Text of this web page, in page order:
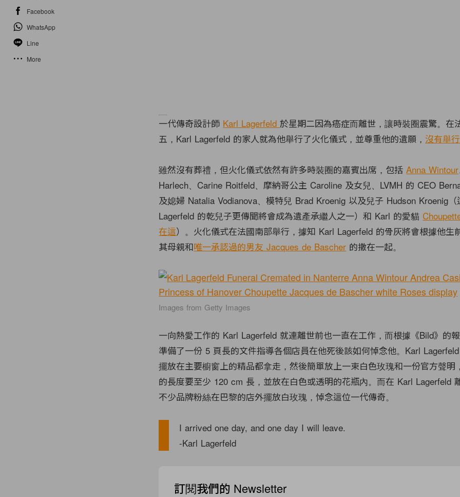
Facebook
WhatsApp
Line
More
一代傳奇設計師 Karl Lagerfeld於星期二因為癌症而離世，讓時裝圈震驚。在
五，Karl Lagerfeld 的家人就為他舉行了火化儀式，並尊重他的遺願， 沒有舉
雖然沒有葬禮，但火化儀式依然有許多時裝圈的嘉賓出席，包括Anna Wintour
Harlech、Carine Roitfeld、摩納哥公主 Caroline 及女兒、LVMH 的 CEO
及媳婦 Natalia Vodianova、模特兒 Brad Kroenig 以及兒子 Hudson Kroenig（
Lagerfeld 的乾兒子更傳聞將會成為遺產承繼人之一）和 Karl 的愛貓
在這）。火化儀式在法國南部舉行，據知 Karl Lagerfeld 的骨灰將會根據他生
其母親和唯一承認過的男友 Jacques de Bascher 的撒在一起。
Images from Getty Images
一向熱愛工作的 Karl Lagerfeld 就連離世前也一直在工作，而根據《Bild》的
準備了一份 5 頁長的文件指導各個店員在他死後該如何悼念他。Karl
擺放在主要櫥窗上的精品都拿走，然後簡單放上一束白色玫瑰和一份官方聲明
的長度要至少 120 cm 長，並放在白色或透明的花瓶內。而在 Karl Lagerfeld
不少品牌粉絲在巴黎的店外擺放白玫瑰，悼念這位一代傳奇。
I arrived one day, and one day I will leave.
-Karl Lagerfeld
訂閱我們的 Newsletter